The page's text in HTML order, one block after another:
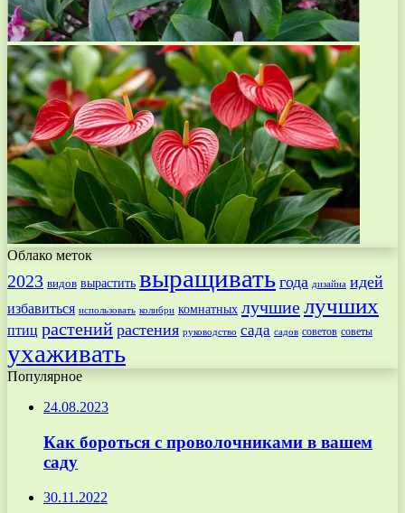
Облако меток
2023 видов вырастить выращивать года дизайна идей
избавиться использовать колибри комнатных лучшиелучших
птиц растений растения руководство сада садов советов советы
ухаживать
Популярное
24.08.2023
Как бороться с проволочниками в вашем
саду
30.11.2022